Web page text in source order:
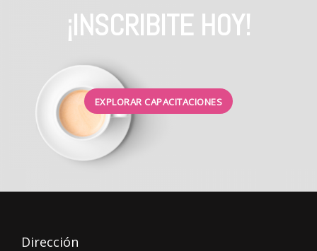
¡INSCRIBITE HOY!
EXPLORAR CAPACITACIONES
Dirección